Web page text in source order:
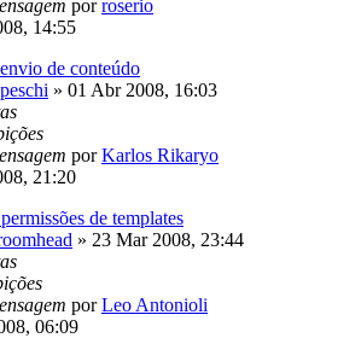
porroserio
14:55
de conteúdo
» 01 Abr 2008, 16:03
porKarlos Rikaryo
21:20
de templates
» 23 Mar 2008, 23:44
porLeo Antonioli
06:09